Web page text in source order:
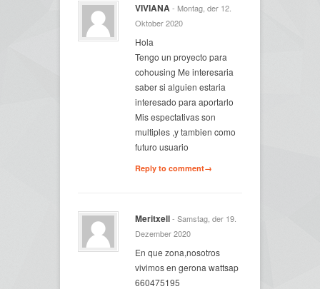
VIVIANA- Montag, der 12.
Oktober 2020
Hola
Tengo un proyecto para
cohousing Me interesaria
saber si alguien estaria
interesado para aportarlo
Mis espectativas son
multiples ,y tambien como
futuro usuario
Reply to comment→
Meritxell- Samstag, der 19.
Dezember 2020
En que zona,nosotros
vivimos en gerona wattsap
660475195